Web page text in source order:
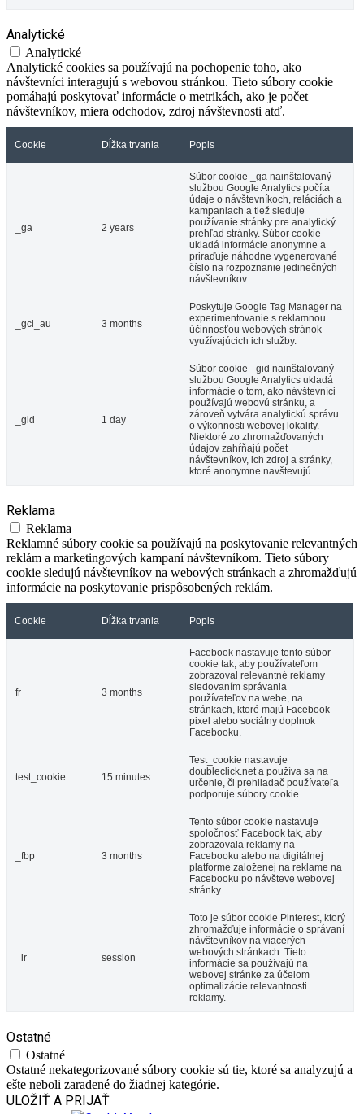
Analytické
Analytické
Analytické cookies sa používajú na pochopenie toho, ako
návštevníci interagujú s webovou stránkou. Tieto súbory cookie
pomáhajú poskytovať informácie o metrikách, ako je počet
návštevníkov, miera odchodov, zdroj návštevnosti atď.
Cookie Dĺžka trvania Popis
_ga 2 years
Súbor cookie _ga nainštalovaný
službou Google Analytics počíta
údaje o návštevníkoch, reláciách a
kampaniach a tiež sleduje
používanie stránky pre analytický
prehľad stránky. Súbor cookie
ukladá informácie anonymne a
priraďuje náhodne vygenerované
číslo na rozpoznanie jedinečných
návštevníkov.
_gcl_au 3 months
Poskytuje Google Tag Manager na
experimentovanie s reklamnou
účinnosťou webových stránok
využívajúcich ich služby.
_gid 1 day
Súbor cookie _gid nainštalovaný
službou Google Analytics ukladá
informácie o tom, ako návštevníci
používajú webovú stránku, a
zároveň vytvára analytickú správu
o výkonnosti webovej lokality.
Niektoré zo zhromažďovaných
údajov zahŕňajú počet
návštevníkov, ich zdroj a stránky,
ktoré anonymne navštevujú.
Reklama
Reklama
Reklamné súbory cookie sa používajú na poskytovanie relevantných
reklám a marketingových kampaní návštevníkom. Tieto súbory
cookie sledujú návštevníkov na webových stránkach a zhromažďujú
informácie na poskytovanie prispôsobených reklám.
Cookie Dĺžka trvania Popis
fr 3 months
Facebook nastavuje tento súbor
cookie tak, aby používateľom
zobrazoval relevantné reklamy
sledovaním správania
používateľov na webe, na
stránkach, ktoré majú Facebook
pixel alebo sociálny doplnok
Facebooku.
test_cookie 15 minutes
Test_cookie nastavuje
doubleclick.net a používa sa na
určenie, či prehliadač používateľa
podporuje súbory cookie.
_fbp 3 months
Tento súbor cookie nastavuje
spoločnosť Facebook tak, aby
zobrazovala reklamy na
Facebooku alebo na digitálnej
platforme založenej na reklame na
Facebooku po návšteve webovej
stránky.
_ir session
Toto je súbor cookie Pinterest, ktorý
zhromažďuje informácie o správaní
návštevníkov na viacerých
webových stránkach. Tieto
informácie sa používajú na
webovej stránke za účelom
optimalizácie relevantnosti
reklamy.
Ostatné
Ostatné
Ostatné nekategorizované súbory cookie sú tie, ktoré sa analyzujú a
ešte neboli zaradené do žiadnej kategórie.
ULOŽIŤ A PRIJAŤ